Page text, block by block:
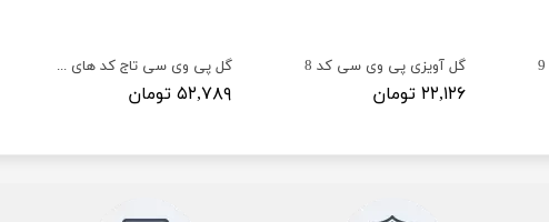
گل پی وی سی تاج کد های (P1069 و P1070 و P1075) عرض (12 تا 22) سانت
۵۲,۷۸۹ تومان
گل آویزی پی وی سی کد 8
۲۲,۱۲۶ تومان